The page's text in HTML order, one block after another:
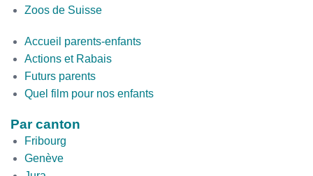
Zoos de Suisse
Second
Bottom
Accueil parents-enfants
Actions et Rabais
Futurs parents
Quel film pour nos enfants
Par canton
Fribourg
Genève